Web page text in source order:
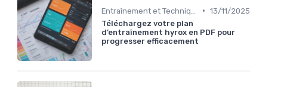
• 13/11/2025
Téléchargez votre plan
d’entraînement hyrox en PDF pour
progresser efficacement